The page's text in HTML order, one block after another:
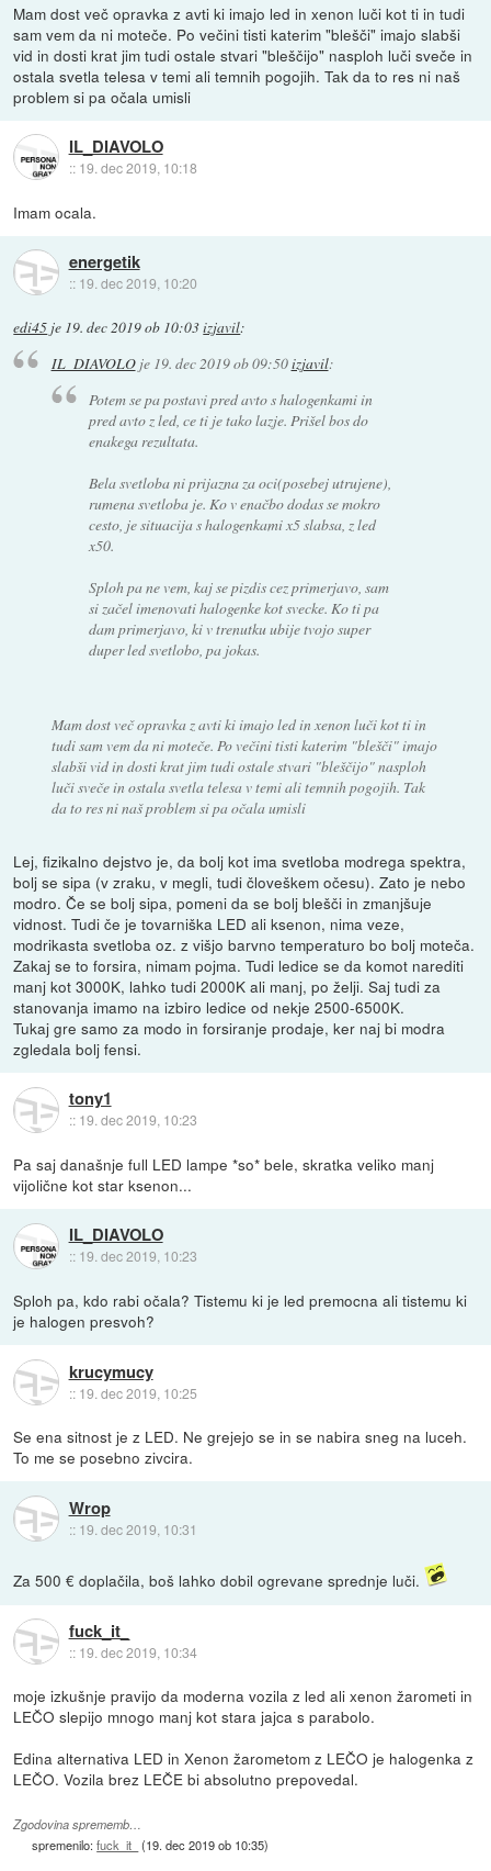
Mam dost več opravka z avti ki imajo led in xenon luči kot ti in tudi
sam vem da ni moteče. Po večini tisti katerim "blešči" imajo slabši
vid in dosti krat jim tudi ostale stvari "bleščijo" nasploh luči sveče in
ostala svetla telesa v temi ali temnih pogojih. Tak da to res ni naš
problem si pa očala umisli
IL_DIAVOLO
:: 19. dec 2019, 10:18
Imam ocala.
energetik
:: 19. dec 2019, 10:20
edi45 je 19. dec 2019 ob 10:03izjavil:
IL_DIAVOLOje 19. dec 2019 ob 09:50izjavil:
Potem se pa postavi pred avto s halogenkami in
pred avto z led, ce ti je tako lazje. Prišel bos do
enakega rezultata.
Bela svetloba ni prijazna za oci(posebej utrujene),
rumena svetloba je. Ko v enačbo dodas se mokro
cesto, je situacija s halogenkami x5 slabsa, z led
x50.
Sploh pa ne vem, kaj se pizdis cez primerjavo, sam
si začel imenovati halogenke kot svecke. Ko ti pa
dam primerjavo, ki v trenutku ubije tvojo super
duper led svetlobo, pa jokas.
Mam dost več opravka z avti ki imajo led in xenon luči kot ti in
tudi sam vem da ni moteče. Po večini tisti katerim "blešči" imajo
slabši vid in dosti krat jim tudi ostale stvari "bleščijo" nasploh
luči sveče in ostala svetla telesa v temi ali temnih pogojih. Tak
da to res ni naš problem si pa očala umisli
Lej, fizikalno dejstvo je, da bolj kot ima svetloba modrega spektra,
bolj se sipa (v zraku, v megli, tudi človeškem očesu). Zato je nebo
modro. Če se bolj sipa, pomeni da se bolj blešči in zmanjšuje
vidnost. Tudi če je tovarniška LED ali ksenon, nima veze,
modrikasta svetloba oz. z višjo barvno temperaturo bo bolj moteča.
Zakaj se to forsira, nimam pojma. Tudi ledice se da komot narediti
manj kot 3000K, lahko tudi 2000K ali manj, po želji. Saj tudi za
stanovanja imamo na izbiro ledice od nekje 2500-6500K.
Tukaj gre samo za modo in forsiranje prodaje, ker naj bi modra
zgledala bolj fensi.
tony1
:: 19. dec 2019, 10:23
Pa saj današnje full LED lampe *so* bele, skratka veliko manj
vijolične kot star ksenon...
IL_DIAVOLO
:: 19. dec 2019, 10:23
Sploh pa, kdo rabi očala? Tistemu ki je led premocna ali tistemu ki
je halogen presvoh?
krucymucy
:: 19. dec 2019, 10:25
Se ena sitnost je z LED. Ne grejejo se in se nabira sneg na luceh.
To me se posebno zivcira.
Wrop
:: 19. dec 2019, 10:31
Za 500 € doplačila, boš lahko dobil ogrevane sprednje luči.
fuck_it_
:: 19. dec 2019, 10:34
moje izkušnje pravijo da moderna vozila z led ali xenon žarometi in
LEČO slepijo mnogo manj kot stara jajca s parabolo.
Edina alternativa LED in Xenon žarometom z LEČO je halogenka z
LEČO. Vozila brez LEČE bi absolutno prepovedal.
Zgodovina sprememb…
spremenilo:fuck_it_ (19. dec 2019 ob 10:35)